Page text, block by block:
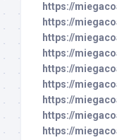
https://
https://
https://
https://
https://
https://
https://
https://
https://